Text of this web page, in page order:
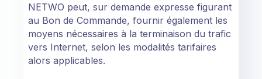
NETWO peut, sur demande expresse figurant
au Bon de Commande, fournir également les
moyens nécessaires à la terminaison du trafic
vers Internet, selon les modalités tarifaires
alors applicables.